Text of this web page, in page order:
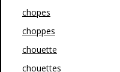
chopes
choppes
chouette
chouettes